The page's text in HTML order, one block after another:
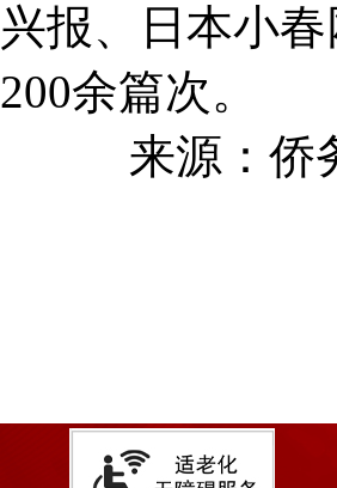
兴报、日本小
200余篇次。
来源：侨